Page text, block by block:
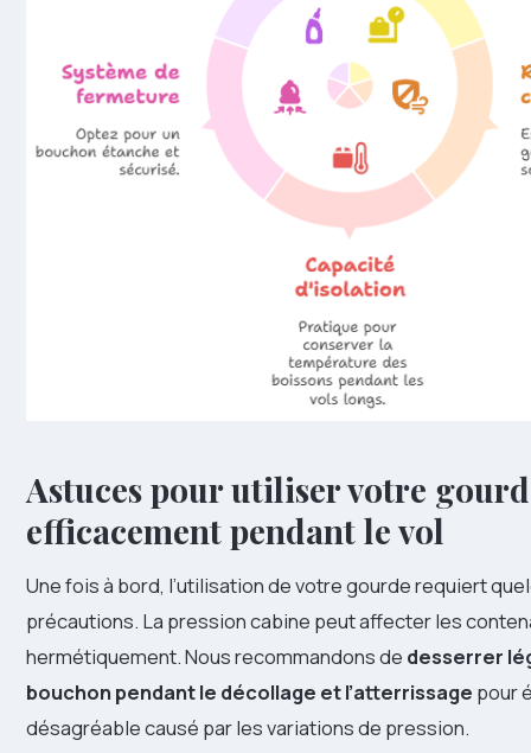
Astuces pour utiliser votre
efficacement pendant le vol
Une fois à bord, l’utilisation de votre gourde requiert
précautions. La pression cabine peut affecter les
hermétiquement. Nous recommandons de desserrer
bouchon pendant le décollage et l’atterrissage pour
désagréable causé par les variations de pression.